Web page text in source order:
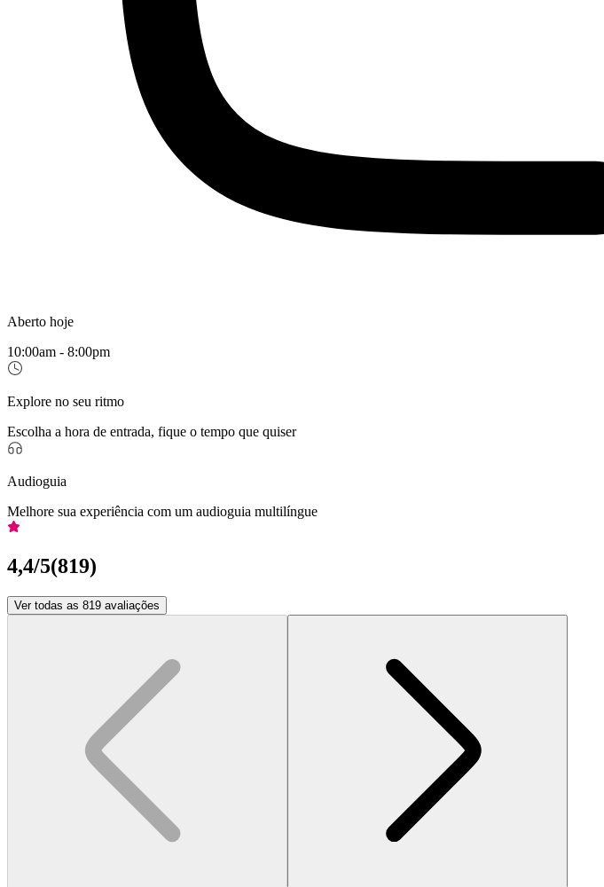
Aberto hoje
10:00am - 8:00pm
Explore no seu ritmo
Escolha a hora de entrada, fique o tempo que quiser
Audioguia
Melhore sua experiência com um audioguia multilíngue
4,4/5(819)
Ver todas as 819 avaliações